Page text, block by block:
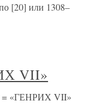
[20] или 1308–
VII»
«ГЕНРИХ VII»